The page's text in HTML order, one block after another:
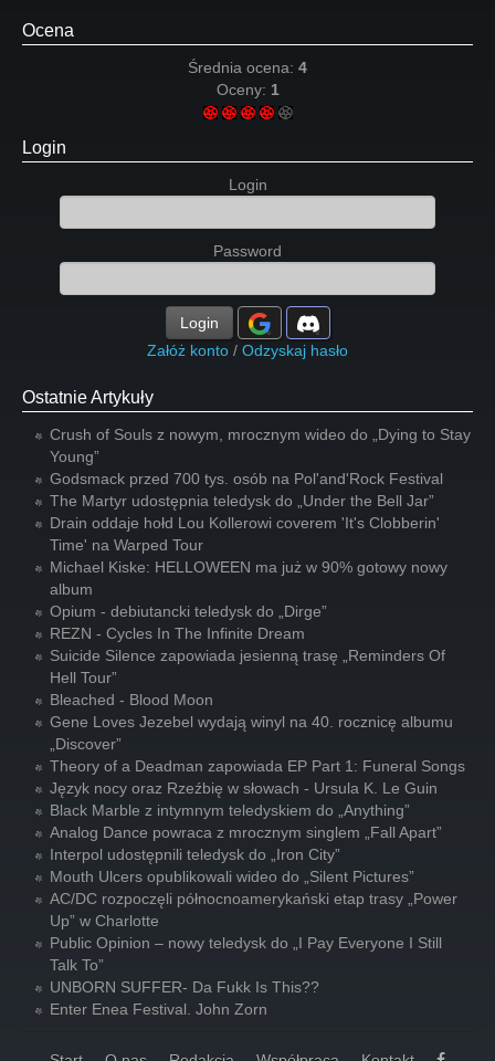
Ocena
Średnia ocena: 4
Oceny: 1
Login
Login
Password
Login
Załóż konto / Odzyskaj hasło
Ostatnie Artykuły
Crush of Souls z nowym, mrocznym wideo do „Dying to Stay
Young”
Godsmack przed 700 tys. osób na Pol'and'Rock Festival
The Martyr udostępnia teledysk do „Under the Bell Jar”
Drain oddaje hołd Lou Kollerowi coverem 'It's Clobberin'
Time' na Warped Tour
Michael Kiske: HELLOWEEN ma już w 90% gotowy nowy
album
Opium - debiutancki teledysk do „Dirge”
REZN - Cycles In The Infinite Dream
Suicide Silence zapowiada jesienną trasę „Reminders Of
Hell Tour”
Bleached - Blood Moon
Gene Loves Jezebel wydają winyl na 40. rocznicę albumu
„Discover”
Theory of a Deadman zapowiada EP Part 1: Funeral Songs
Język nocy oraz Rzeźbię w słowach - Ursula K. Le Guin
Black Marble z intymnym teledyskiem do „Anything”
Analog Dance powraca z mrocznym singlem „Fall Apart”
Interpol udostępnili teledysk do „Iron City”
Mouth Ulcers opublikowali wideo do „Silent Pictures”
AC/DC rozpoczęli północnoamerykański etap trasy „Power
Up” w Charlotte
Public Opinion – nowy teledysk do „I Pay Everyone I Still
Talk To”
UNBORN SUFFER- Da Fukk Is This??
Enter Enea Festival. John Zorn